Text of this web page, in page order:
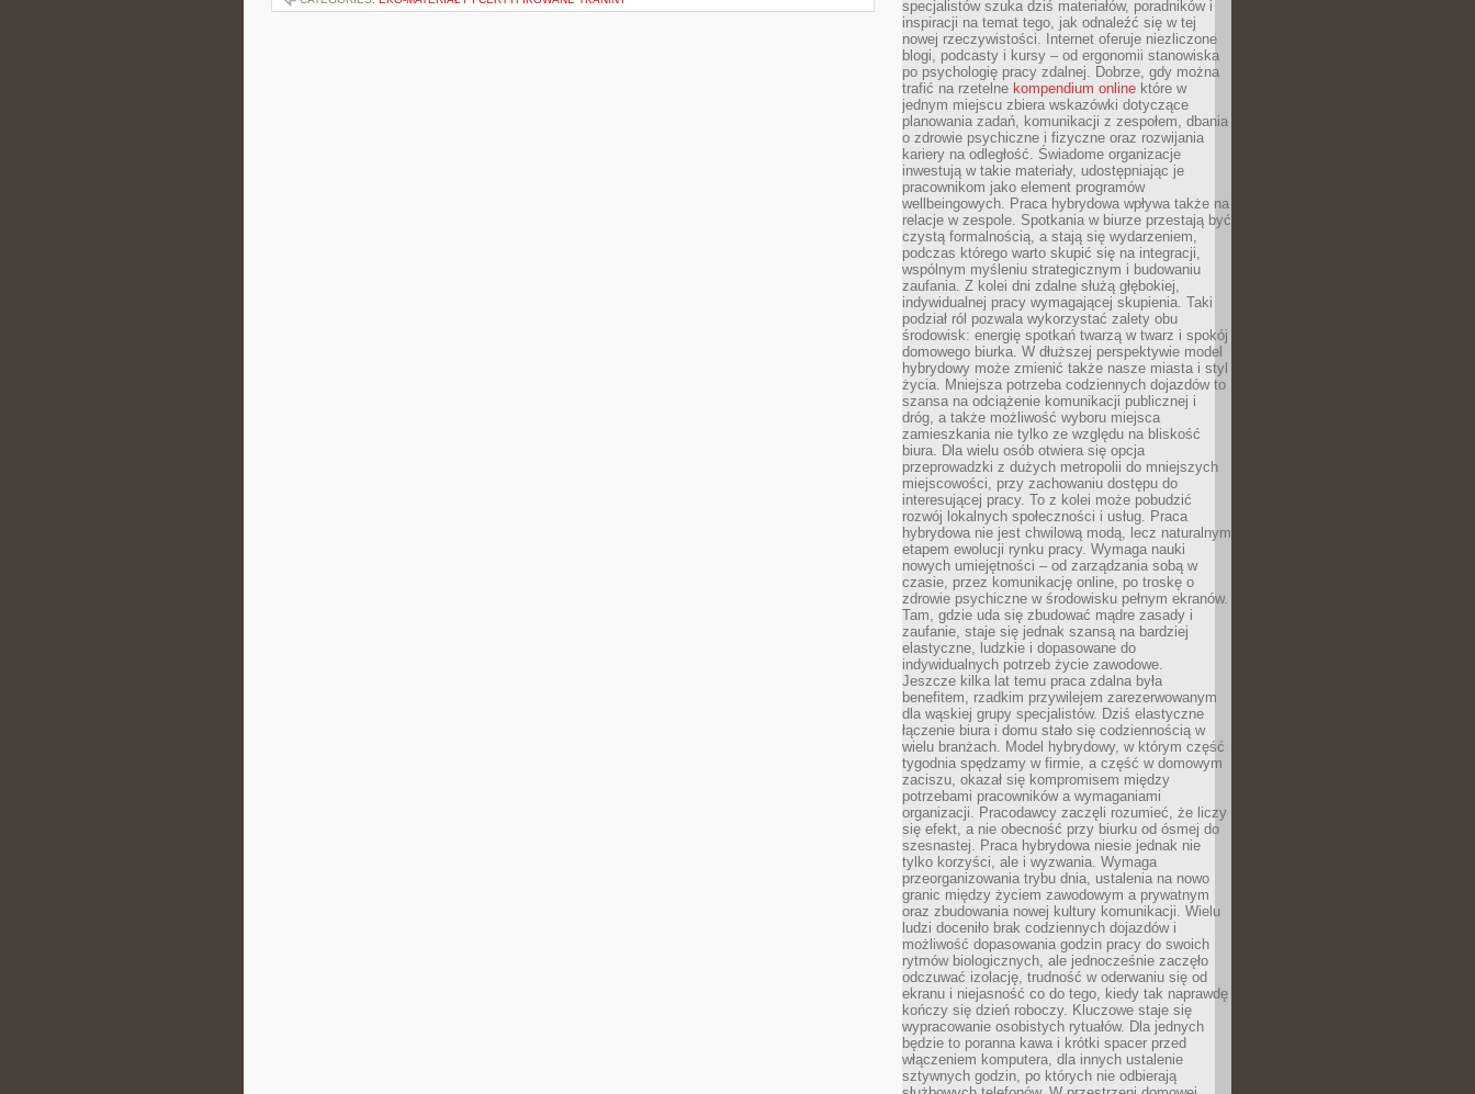
specjalistów szuka dziś materiałów, poradników i
inspiracji na temat tego, jak odnaleźć się w tej
nowej rzeczywistości. Internet oferuje niezliczone
blogi, podcasty i kursy – od ergonomii stanowiska
po psychologię pracy zdalnej. Dobrze, gdy można
trafić na rzetelne kompendium online które w
jednym miejscu zbiera wskazówki dotyczące
planowania zadań, komunikacji z zespołem, dbania
o zdrowie psychiczne i fizyczne oraz rozwijania
kariery na odległość. Świadome organizacje
inwestują w takie materiały, udostępniając je
pracownikom jako element programów
wellbeingowych. Praca hybrydowa wpływa także na
relacje w zespole. Spotkania w biurze przestają być
czystą formalnością, a stają się wydarzeniem,
podczas którego warto skupić się na integracji,
wspólnym myśleniu strategicznym i budowaniu
zaufania. Z kolei dni zdalne służą głębokiej,
indywidualnej pracy wymagającej skupienia. Taki
podział ról pozwala wykorzystać zalety obu
środowisk: energię spotkań twarzą w twarz i spokój
domowego biurka. W dłuższej perspektywie model
hybrydowy może zmienić także nasze miasta i styl
życia. Mniejsza potrzeba codziennych dojazdów to
szansa na odciążenie komunikacji publicznej i
dróg, a także możliwość wyboru miejsca
zamieszkania nie tylko ze względu na bliskość
biura. Dla wielu osób otwiera się opcja
przeprowadzki z dużych metropolii do mniejszych
miejscowości, przy zachowaniu dostępu do
interesującej pracy. To z kolei może pobudzić
rozwój lokalnych społeczności i usług. Praca
hybrydowa nie jest chwilową modą, lecz naturalnym
etapem ewolucji rynku pracy. Wymaga nauki
nowych umiejętności – od zarządzania sobą w
czasie, przez komunikację online, po troskę o
zdrowie psychiczne w środowisku pełnym ekranów.
Tam, gdzie uda się zbudować mądre zasady i
zaufanie, staje się jednak szansą na bardziej
elastyczne, ludzkie i dopasowane do
indywidualnych potrzeb życie zawodowe.
Jeszcze kilka lat temu praca zdalna była
benefitem, rzadkim przywilejem zarezerwowanym
dla wąskiej grupy specjalistów. Dziś elastyczne
łączenie biura i domu stało się codziennością w
wielu branżach. Model hybrydowy, w którym część
tygodnia spędzamy w firmie, a część w domowym
zaciszu, okazał się kompromisem między
potrzebami pracowników a wymaganiami
organizacji. Pracodawcy zaczęli rozumieć, że liczy
się efekt, a nie obecność przy biurku od ósmej do
szesnastej. Praca hybrydowa niesie jednak nie
tylko korzyści, ale i wyzwania. Wymaga
przeorganizowania trybu dnia, ustalenia na nowo
granic między życiem zawodowym a prywatnym
oraz zbudowania nowej kultury komunikacji. Wielu
ludzi doceniło brak codziennych dojazdów i
możliwość dopasowania godzin pracy do swoich
rytmów biologicznych, ale jednocześnie zaczęło
odczuwać izolację, trudność w oderwaniu się od
ekranu i niejasność co do tego, kiedy tak naprawdę
kończy się dzień roboczy. Kluczowe staje się
wypracowanie osobistych rytuałów. Dla jednych
będzie to poranna kawa i krótki spacer przed
włączeniem komputera, dla innych ustalenie
sztywnych godzin, po których nie odbierają